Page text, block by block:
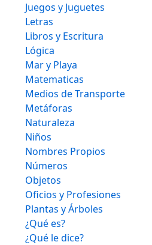
Juegos y Juguetes
Letras
Libros y Escritura
Lógica
Mar y Playa
Matematicas
Medios de Transporte
Metáforas
Naturaleza
Niños
Nombres Propios
Números
Objetos
Oficios y Profesiones
Plantas y Árboles
¿Qué es?
¿Qué le dice?